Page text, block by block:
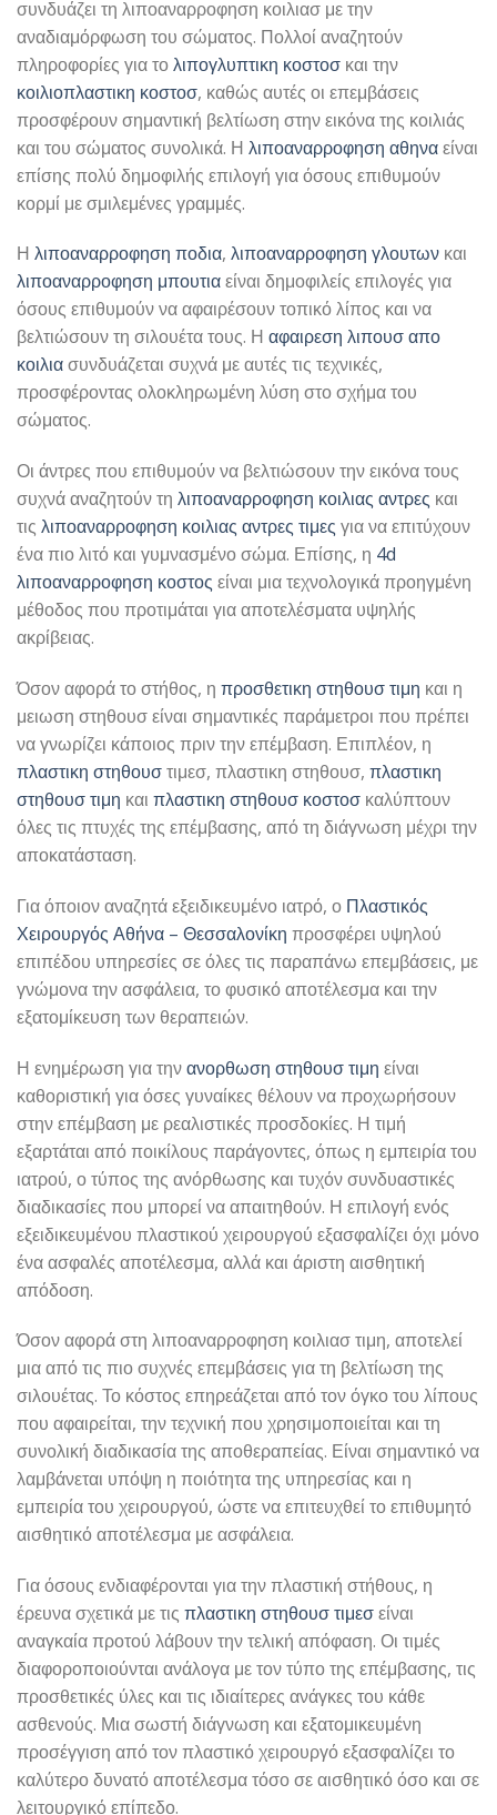
συνδυάζει τη λιποαναρροφηση κοιλιασ με την
αναδιαμόρφωση του σώματος. Πολλοί αναζητούν
πληροφορίες για τολιπογλυπτικη κοστοσ και την
κοιλιοπλαστικη κοστοσ, καθώς αυτές οι επεμβάσεις
προσφέρουν σημαντική βελτίωση στην εικόνα της κοιλιάς
και του σώματος συνολικά. Η λιποαναρροφηση αθηναείναι
επίσης πολύ δημοφιλής επιλογή για όσους επιθυμούν
κορμί με σμιλεμένες γραμμές.
Η λιποαναρροφηση ποδια, λιποαναρροφηση γλουτων και
λιποαναρροφηση μπουτιαείναι δημοφιλείς επιλογές για
όσους επιθυμούν να αφαιρέσουν τοπικό λίπος και να
βελτιώσουν τη σιλουέτα τους. Η αφαιρεση λιπουσ απο
κοιλιασυνδυάζεται συχνά με αυτές τις τεχνικές,
προσφέροντας ολοκληρωμένη λύση στο σχήμα του
σώματος.
Οι άντρες που επιθυμούν να βελτιώσουν την εικόνα τους
συχνά αναζητούν τη λιποαναρροφηση κοιλιας αντρες και
τις λιποαναρροφηση κοιλιας αντρες τιμες για να επιτύχουν
ένα πιο λιτό και γυμνασμένο σώμα. Επίσης, η 4d
λιποαναρροφηση κοστος είναι μια τεχνολογικά προηγμένη
μέθοδος που προτιμάται για αποτελέσματα υψηλής
ακρίβειας.
Όσον αφορά το στήθος, η προσθετικη στηθουσ τιμη και η
μειωση στηθουσ είναι σημαντικές παράμετροι που πρέπει
να γνωρίζει κάποιος πριν την επέμβαση. Επιπλέον, η
πλαστικη στηθουστιμεσ, πλαστικη στηθουσ, πλαστικη
στηθουσ τιμη και πλαστικη στηθουσ κοστοσ καλύπτουν
όλες τις πτυχές της επέμβασης, από τη διάγνωση μέχρι την
αποκατάσταση.
Για όποιον αναζητά εξειδικευμένο ιατρό, ο Πλαστικός
Χειρουργός Αθήνα – Θεσσαλονίκη προσφέρει υψηλού
επιπέδου υπηρεσίες σε όλες τις παραπάνω επεμβάσεις, με
γνώμονα την ασφάλεια, το φυσικό αποτέλεσμα και την
εξατομίκευση των θεραπειών.
Η ενημέρωση για τηνανορθωση στηθουσ τιμη είναι
καθοριστική για όσες γυναίκες θέλουν να προχωρήσουν
στην επέμβαση με ρεαλιστικές προσδοκίες. Η τιμή
εξαρτάται από ποικίλους παράγοντες, όπως η εμπειρία του
ιατρού, ο τύπος της ανόρθωσης και τυχόν συνδυαστικές
διαδικασίες που μπορεί να απαιτηθούν. Η επιλογή ενός
εξειδικευμένου πλαστικού χειρουργού εξασφαλίζει όχι μόνο
ένα ασφαλές αποτέλεσμα, αλλά και άριστη αισθητική
απόδοση.
Όσον αφορά στη λιποαναρροφηση κοιλιασ τιμη, αποτελεί
μια από τις πιο συχνές επεμβάσεις για τη βελτίωση της
σιλουέτας. Το κόστος επηρεάζεται από τον όγκο του λίπους
που αφαιρείται, την τεχνική που χρησιμοποιείται και τη
συνολική διαδικασία της αποθεραπείας. Είναι σημαντικό να
λαμβάνεται υπόψη η ποιότητα της υπηρεσίας και η
εμπειρία του χειρουργού, ώστε να επιτευχθεί το επιθυμητό
αισθητικό αποτέλεσμα με ασφάλεια.
Για όσους ενδιαφέρονται για την πλαστική στήθους, η
έρευνα σχετικά με τις πλαστικη στηθουσ τιμεσείναι
αναγκαία προτού λάβουν την τελική απόφαση. Οι τιμές
διαφοροποιούνται ανάλογα με τον τύπο της επέμβασης, τις
προσθετικές ύλες και τις ιδιαίτερες ανάγκες του κάθε
ασθενούς. Μια σωστή διάγνωση και εξατομικευμένη
προσέγγιση από τον πλαστικό χειρουργό εξασφαλίζει το
καλύτερο δυνατό αποτέλεσμα τόσο σε αισθητικό όσο και σε
λειτουργικό επίπεδο.